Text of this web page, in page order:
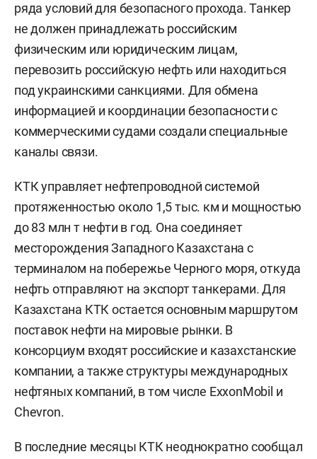
ряда условий для безопасного прохода. Танкер
не должен принадлежать российским
физическим или юридическим лицам,
перевозить российскую нефть или находиться
под украинскими санкциями. Для обмена
информацией и координации безопасности с
коммерческими судами создали специальные
каналы связи.
КТК управляет нефтепроводной системой
протяженностью около 1,5 тыс. км и мощностью
до 83 млн т нефти в год. Она соединяет
месторождения Западного Казахстана с
терминалом на побережье Черного моря, откуда
нефть отправляют на экспорт танкерами. Для
Казахстана КТК остается основным маршрутом
поставок нефти на мировые рынки. В
консорциум входят российские и казахстанские
компании, а также структуры международных
нефтяных компаний, в том числе ExxonMobil и
Chevron.
В последние месяцы КТК неоднократно сообщал